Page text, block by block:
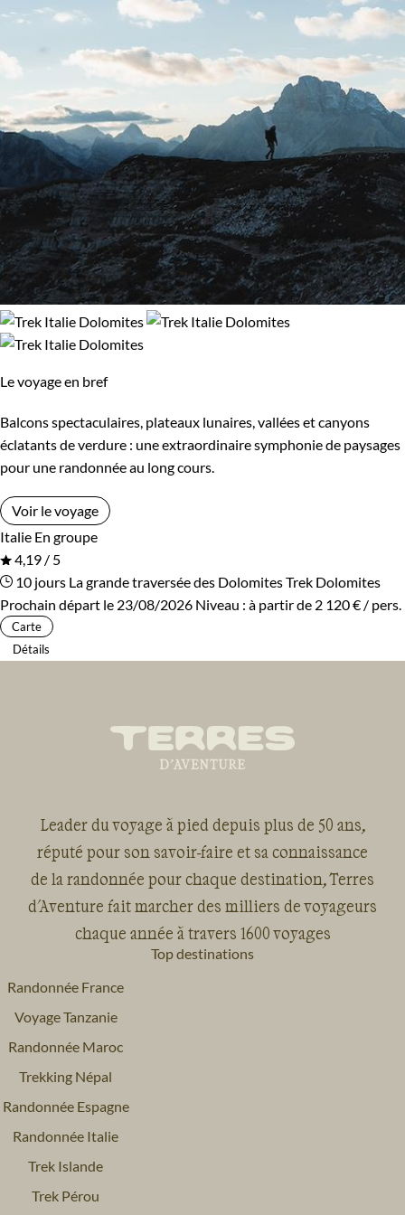
Le voyage en bref
Balcons spectaculaires, plateaux lunaires, vallées et canyons
éclatants de verdure : une extraordinaire symphonie de paysages
pour une randonnée au long cours.
Voir le voyage
Italie En groupe
4,19 / 5
10 jours La grande traversée des DolomitesTrek Dolomites
Prochain départ le 23/08/2026 Niveau : à partir de 2 120 € / pers.
Carte
Détails
Leader du voyage à pied depuis plus de 50 ans,
réputé pour son savoir-faire et sa connaissance
de la randonnée pour chaque destination, Terres
d'Aventure fait marcher des milliers de voyageurs
chaque année à travers 1600 voyages
Top destinations
Randonnée France
Voyage Tanzanie
Randonnée Maroc
Trekking Népal
Randonnée Espagne
Randonnée Italie
Trek Islande
Trek Pérou